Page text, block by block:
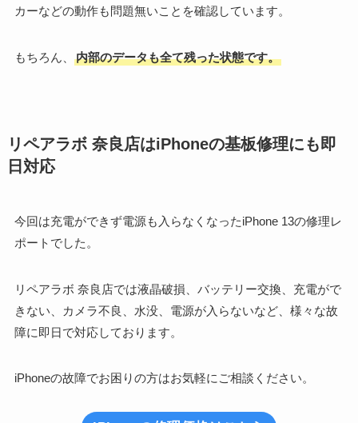
カーなどの動作も問題無いことを確認しています。
もちろん、 内部のデータも全て残った状態です。
リペアラボ 奈良店はiPhoneの基板修理にも即
日対応
今回は充電ができず電源も入らなくなったiPhone 13の修理レ
ポートでした。
リペアラボ 奈良店では液晶破損、バッテリー交換、充電がで
きない、カメラ不良、水没、電源が入らないなど、様々な故
障に即日で対応しております。
iPhoneの故障でお困りの方はお気軽にご相談ください。